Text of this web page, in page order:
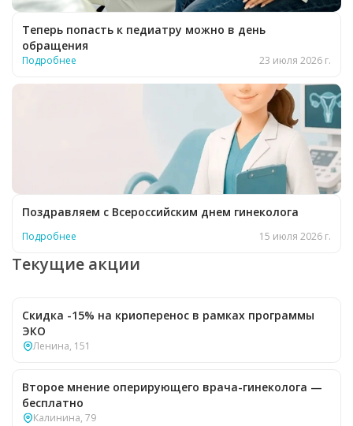
Теперь попасть к педиатру можно в день
обращения
Подробнее 23 июля 2026 г.
Поздравляем с Всероссийским днем гинеколога
Подробнее 15 июля 2026 г.
Текущие акции
Скидка -15% на криоперенос в рамках программы
ЭКО
Ленина, 151
Второе мнение оперирующего врача-гинеколога —
бесплатно
Калинина, 79